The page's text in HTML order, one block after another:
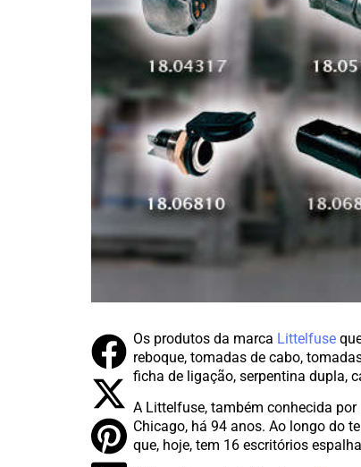
Os produtos da marca Littelfuse
reboque, tomadas de cabo,
ficha de ligação, serpentina dupla,
A Littelfuse, também conhecida
Chicago, há 94 anos. Ao longo do
que, hoje, tem 16 escritórios